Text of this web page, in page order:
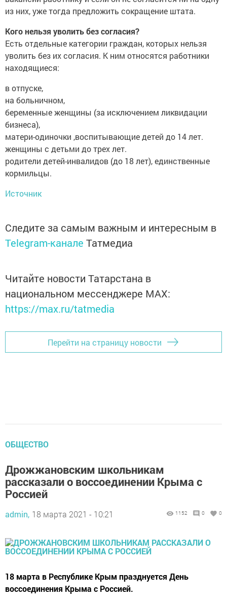
из них, уже тогда предложить сокращение штата.
Кого нельзя уволить без согласия?
Есть отдельные категории граждан, которых нельзя
уволить без их согласия. К ним относятся работники
находящиеся:
в отпуске,
на больничном,
беременные женщины (за исключением ликвидации
бизнеса),
матери-одиночки ,воспитывающие детей до 14 лет.
женщины с детьми до трех лет.
родители детей-инвалидов (до 18 лет), единственные
кормильцы.
Источник
Следите за самым важным и интересным в
Telegram-канале Татмедиа
Читайте новости Татарстана в
национальном мессенджере MАХ:
https://max.ru/tatmedia
Перейти на страницу новости
ОБЩЕСТВО
Дрожжановским школьникам
рассказали о воссоединении Крыма с
Россией
admin, 18 марта 2021 - 10:21 1152 0 0
18 марта в Республике Крым празднуется День
воссоединения Крыма с Россией.